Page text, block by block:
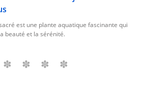
est une plante aquatique fascinante qui
beauté et la sérénité.